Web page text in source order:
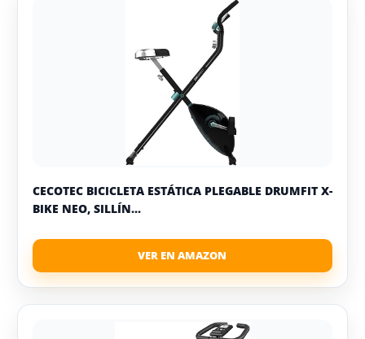
CECOTEC BICICLETA ESTÁTICA PLEGABLE DRUMFIT X-
BIKE NEO, SILLÍN...